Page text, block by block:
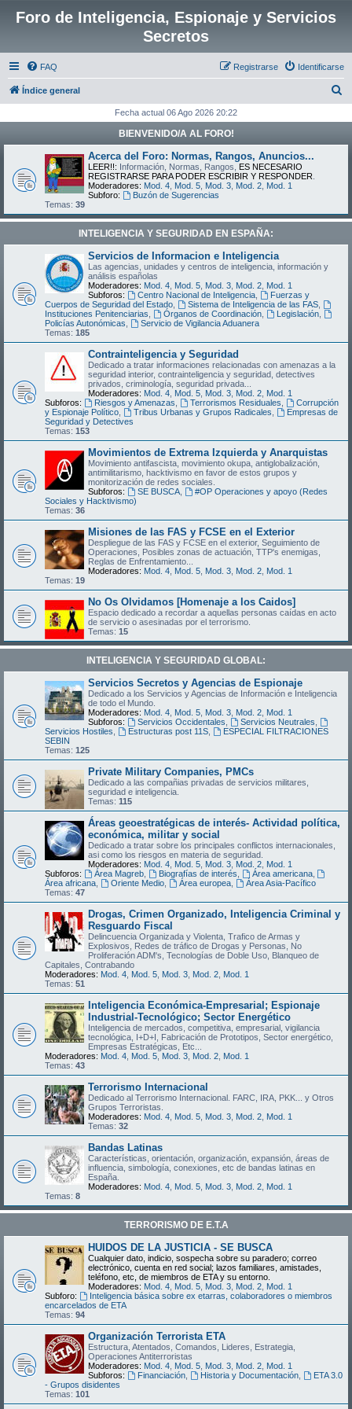
Foro de Inteligencia, Espionaje y Servicios
Secretos
FAQ Identificarse
Registrarse
Índice general
c
Fecha actual 06 Ago 2026 20:22
BIENVENIDO/A AL FORO!
Acerca del Foro: Normas, Rangos, Anuncios...
LEER!!: Información, Normas, Rangos, ES NECESARIO
REGISTRARSE PARA PODER ESCRIBIR Y RESPONDER
Moderadores: Mod. 4 Mod. 5 Mod. 3 Mod. 2 Mod. 1
Subforo:
Buzón de Sugerencias
Temas: 39
INTELIGENCIA Y SEGURIDAD EN ESPAÑA:
Servicios de Informacion e Inteligencia
Las agencias, unidades y centros de inteligencia, información y
análisis españolas
Moderadores: Mod. 4 Mod. 5 Mod. 3 Mod. 2 Mod. 1
Subforos:
Centro Nacional de Inteligencia,
Fuerzas y
Cuerpos de Seguridad del Estado
Sistema de Inteligencia de las FAS,
Instituciones Penitenciarias
Órganos de Coordinación, Legislación,
Policías Autonómicas
Servicio de Vigilancia Aduanera
Temas: 185
Contrainteligencia y Seguridad
Dedicado a tratar informaciones relacionadas con amenazas a la
seguridad interior, contrainteligencia y seguridad, detectives
privados, criminología, seguridad privada...
Moderadores: Mod. 4 Mod. 5 Mod. 3 Mod. 2 Mod. 1
Subforos:
Riesgos y Amenazas Terrorismos Residuales
Corrupción
y Espionaje Político
Tribus Urbanas y Grupos Radicales
Empresas de
Seguridad y Detectives
Temas: 153
Movimientos de Extrema Izquierda y Anarquistas
Movimiento antifascista, movimiento okupa, antiglobalización,
antimilitarismo, hacktivismo en favor de estos grupos y
monitorización de redes sociales.
Subforos:
SE BUSCA,
#OP Operaciones y apoyo (Redes
Sociales y Hacktivismo)
Temas: 36
Misiones de las FAS y FCSE en el Exterior
Despliegue de las FAS y FCSE en el exterior, Seguimiento de
Operaciones, Posibles zonas de actuación, TTP's enemigas,
Reglas de Enfrentamiento...
Moderadores: Mod. 4 Mod. 5 Mod. 3 Mod. 2 Mod. 1
Temas: 19
No Os Olvidamos [Homenaje a los Caidos]
Espacio dedicado a recordar a aquellas personas caídas en acto
de servicio o asesinadas por el terrorismo.
Temas: 15
INTELIGENCIA Y SEGURIDAD GLOBAL:
Servicios Secretos y Agencias de Espionaje
Dedicado a los Servicios y Agencias de Información e Inteligencia
de todo el Mundo.
Moderadores: Mod. 4 Mod. 5 Mod. 3 Mod. 2 Mod. 1
Subforos:
Servicios Occidentales Servicios Neutrales
Servicios Hostiles
Estructuras post 11S,
ESPECIAL FILTRACIONES
SEBIN
Temas: 125
Private Military Companies, PMCs
Dedicado a las compañias privadas de servicios militares,
seguridad e inteligencia.
Temas: 115
Áreas geoestratégicas de interés- Actividad política,
económica, militar y social
Dedicado a tratar sobre los principales conflictos internacionales,
asi como los riesgos en materia de seguridad.
Moderadores: Mod. 4 Mod. 5 Mod. 3 Mod. 2 Mod. 1
Subforos:
Área Magreb, Biografías de interés Área americana,
Área africana
Oriente Medio, Área europea,
Área Asia-Pacífico
Temas: 47
Drogas, Crimen Organizado, Inteligencia Criminal y
Resguardo Fiscal
Delincuencia Organizada y Violenta, Trafico de Armas y
Explosivos, Redes de tráfico de Drogas y Personas, No
Proliferación ADM's, Tecnologías de Doble Uso, Blanqueo de
Capitales, Contrabando
Moderadores: Mod. 4 Mod. 5 Mod. 3 Mod. 2 Mod. 1
Temas: 51
Inteligencia Económica-Empresarial; Espionaje
Industrial-Tecnológico; Sector Energético
Inteligencia de mercados, competitiva, empresarial, vigilancia
tecnológica, I+D+I, Fabricación de Prototipos, Sector energético,
Empresas Estratégicas, Etc...
Moderadores: Mod. 4 Mod. 5 Mod. 3 Mod. 2 Mod. 1
Temas: 43
Terrorismo Internacional
Dedicado al Terrorismo Internacional. FARC, IRA, PKK... y Otros
Grupos Terroristas.
Moderadores: Mod. 4 Mod. 5 Mod. 3 Mod. 2 Mod. 1
Temas: 32
Bandas Latinas
Características, orientación, organización, expansión, áreas de
influencia, simbología, conexiones, etc de bandas latinas en
España.
Moderadores: Mod. 4 Mod. 5 Mod. 3 Mod. 2 Mod. 1
Temas: 8
TERRORISMO DE E.T.A
HUIDOS DE LA JUSTICIA - SE BUSCA
Cualquier dato, indicio, sospecha sobre su paradero; correo
electrónico, cuenta en red social; lazos familiares, amistades,
teléfono, etc, de miembros de ETA y su entorno.
Moderadores: Mod. 4 Mod. 5 Mod. 3 Mod. 2 Mod. 1
Subforo:
Inteligencia básica sobre ex etarras, colaboradores o miembros
encarcelados de ETA
Temas: 94
Organización Terrorista ETA
Estructura, Atentados, Comandos, Lideres, Estrategia,
Operaciones Antiterroristas
Moderadores: Mod. 4 Mod. 5 Mod. 3 Mod. 2 Mod. 1
Subforos:
Financiación, Historia y Documentación,
ETA 3.0
- Grupos disidentes
Temas: 101